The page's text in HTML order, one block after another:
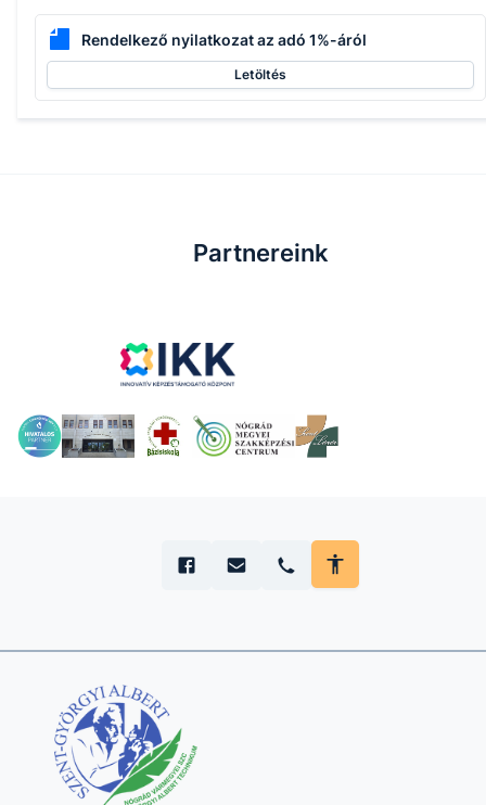
Rendelkező nyilatkozat az adó 1%-áról
Letöltés
Partnereink